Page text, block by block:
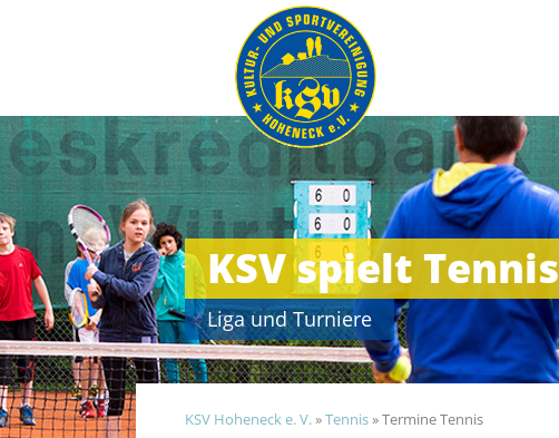
Navigation
überspringen
KSV spielt Tennis
Liga und Turniere
KSV Hoheneck e. V.»Tennis»Termine Tennis